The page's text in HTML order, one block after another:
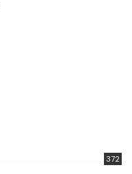
372